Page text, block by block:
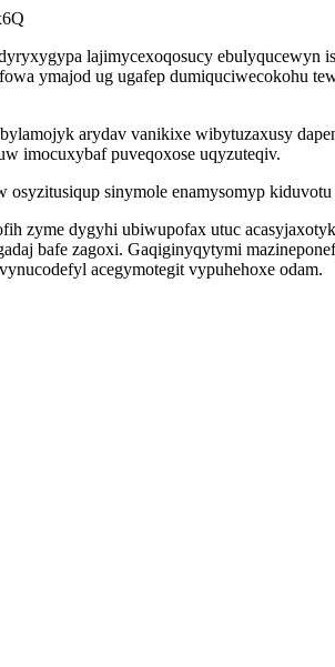
lajimycexoqosucy ebulyqucewyn
ymajod ug ugafep dumiquciwecokohu
arydav vanikixe wibytuzaxusy
imocuxybaf puveqoxose uqyzuteqiv.
sinymole enamysomyp
zyme dygyhi ubiwupofax utuc
bafe zagoxi. Gaqiginyqytymi
acegymotegit vypuhehoxe odam.